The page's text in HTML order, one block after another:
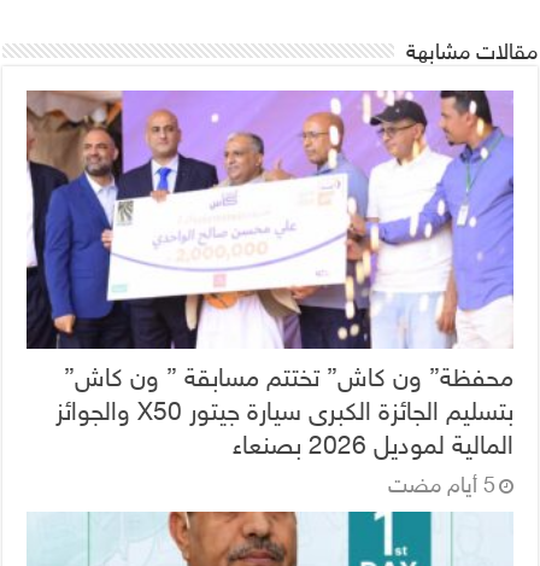
مقالات مشابهة
محفظة” ون كاش” تختتم مسابقة ” ون كاش”
بتسليم الجائزة الكبرى سيارة جيتور X50 والجوائز
المالية لموديل 2026 بصنعاء